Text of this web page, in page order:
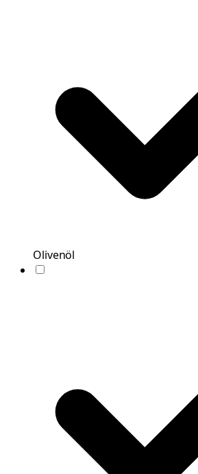
Olivenöl